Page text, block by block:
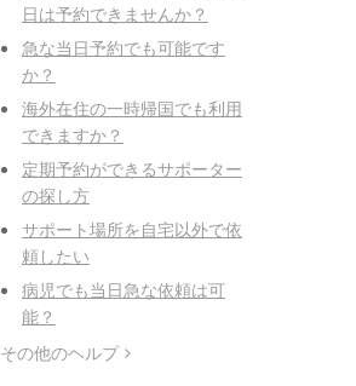
日は予約できませんか？
急な当日予約でも可能です
か？
海外在住の一時帰国でも利用
できますか？
定期予約ができるサポーター
の探し方
サポート場所を自宅以外で依
頼したい
病児でも当日急な依頼は可
能？
その他のヘルプ